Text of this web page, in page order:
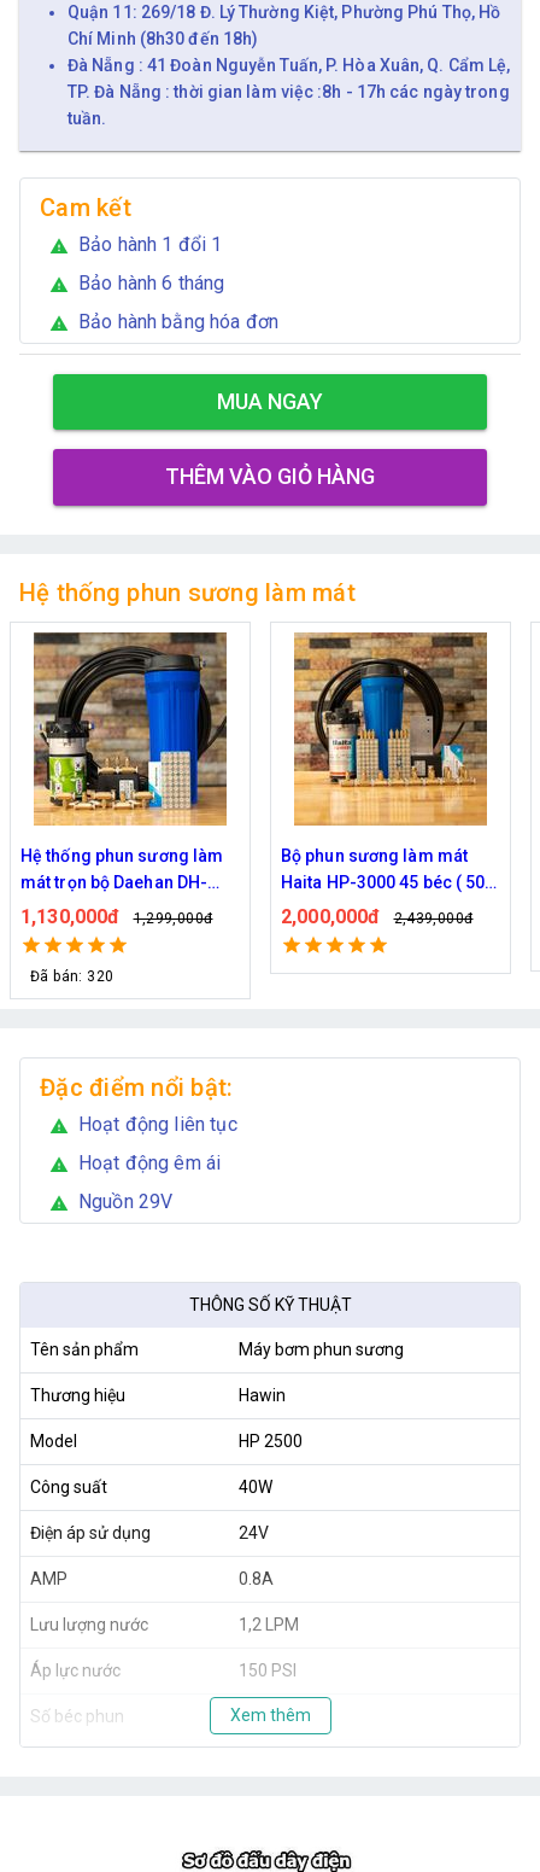
Quận 11: 269/18 Đ. Lý Thường Kiệt, Phường Phú Thọ, Hồ
Chí Minh (8h30 đến 18h)
Đà Nẵng : 41 Đoàn Nguyễn Tuấn, P. Hòa Xuân, Q. Cẩm Lệ,
TP. Đà Nẵng : thời gian làm việc :8h - 17h các ngày trong
tuần.
Cam kết
warning Bảo hành 1 đổi 1
warning Bảo hành 6 tháng
warning Bảo hành bằng hóa đơn
MUA NGAY
THÊM VÀO GIỎ HÀNG
Hệ thống phun sương làm mát
Hệ thống phun sương làm
mát trọn bộ Daehan DH-
6017 20 béc
1,130,000đ 1,299,000đ
Đã bán: 320
Bộ phun sương làm mát
Haita HP-3000 45 béc ( 50M
dây )
2,000,000đ 2,439,000đ
Đặc điểm nổi bật:
warning Hoạt động liên tục
warning Hoạt động êm ái
warning Nguồn 29V
THÔNG SỐ KỸ THUẬT
Tên sản phẩm Máy bơm phun sương
Thương hiệu Hawin
Model HP 2500
Công suất 40W
Điện áp sử dụng 24V
AMP 0.8A
Lưu lượng nước 1,2 LPM
Áp lực nước 150 PSI
Số béc phun 5 - 25 béc
Xem thêm